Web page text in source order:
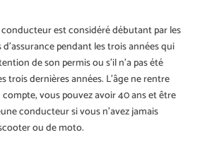
est considéré débutant par les
pendant les trois années qui
de son permis ou s’il n’a pas été
trois dernières années. L’âge ne rentre
vous pouvez avoir 40 ans et être
conducteur si vous n’avez jamais
ou de moto.